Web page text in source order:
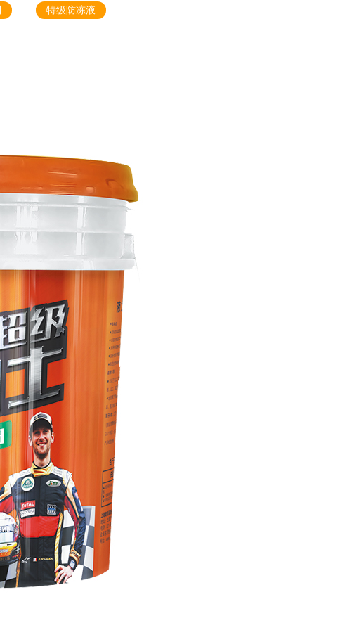
特级防冻液